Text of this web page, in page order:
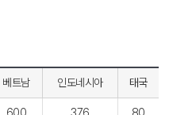
베트남 인도네시아 태국